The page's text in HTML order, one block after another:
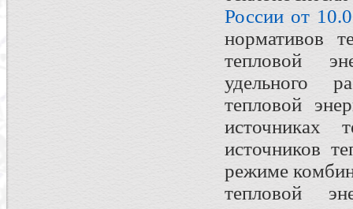
России от
нормативов
тепловой
удельного
тепловой
источниках
источников
режиме
тепловой